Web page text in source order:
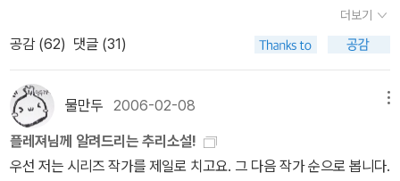
(currently unavailable)MacDonald, John D.. The Deep Blue
Good-by (Fawcett)MacDonald, Philip. The List of Adrian
hill (Vintage/Black Lizard) Maron, Margaret. Bootlegger's D
aughter (Mysterious)Marsh, Ngaio. Death of a Peer (St. M
artin's)McBain, Ed. Sadie When She Died (currently unavail
able)McClure, James. The Sunday Hangman (currently un
배달부는 벨을 두번 울린다로 영화관에 걸리면서 우리나라 우편 배달
부 아저씨들이 무척 화를 냈다는 소문이 있습니다. 그럼 도대체 우편
배달부는 어디로 갔을까요? 사실 Postman에는 우편 배달부,집배원
이라는 뜻 이외에 바람둥이,정부라는 뜻도 있다고 하니 원뜻은 “정부
(바람둥이)는 (남편 모르게 여자 애인을 만나기 위해 정해둔 암호인)
문을 똑 똑 두번 두들긴다” 가 맞는 것 같습니다. 믿거나 말거나요 -국
내번역: 우편배달부는 벨을 두번 울린다 - 동서미스터리북스 94 포
으로 발표한 미스터리 소설이다. 아메리카 탐정작가클럽 수상작. 법
에 위배되는 중절수술이 젊은 처녀를 죽음으로 몰아넣는다. 어머니의
존은 친구의 곤경을 보고 사건해결에 뛰어드는데, 그에게 보이지 않
는 압력이 가해진다. 작가 자신이 의학부 재학시절 겪은 체험을 소재
로 쓴 의학 미스테리물. 55살 초로의 교사가 뒤늦게 젊은 여성을 만
나지만, 그 만남은 곧 파탄에 이른다. 자살하기 위해 올리브 기름병에
와 하이드 씨 6. Oscar Wilde, The Picture of Dorian Gray, 189
1도리언 그레이의 초상7. Bram Stoker, Dracula,1897 드라큘라
8. Rudyard Kipling, Kim, 19019. Joseph Conrad, Heart of D
arkness, 1902 암흑의 핵심 10. Sir Arthur Conan Doyle, The
Hound of the Baskervilles, 1902 바스커빌가의 개11. Erskine C
hilders, The Riddle of the Sands, 1903 12. Edgar Rice Burro
ughs, Tarzan of the Apes, 1912 타잔 13. Marie Belloc Lownd
더보기
공감 (62) 댓글 (31)
물만두 2006-02-08
플레져님께 알려드리는 추리소설!
우선 저는 시리즈 작가를 제일로 치고요. 그 다음 작가 순으로 봅니다.